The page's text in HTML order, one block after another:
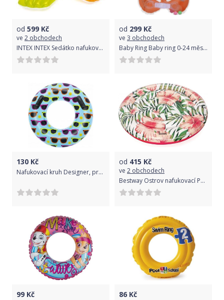
od 599 Kč
ve 2 obchodech
INTEX INTEX Sedátko nafukovací
od 299 Kč
ve 3 obchodech
Baby Ring Baby ring 0-24 měs. oranžová
130 Kč
Nafukovací kruh Designer, průměr 76cm
od 415 Kč
ve 2 obchodech
Bestway Ostrov nafukovací Palmy 1.58m
99 Kč 86 Kč